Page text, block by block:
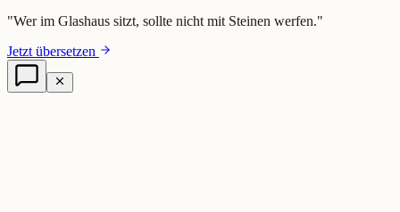
"Wer im Glashaus sitzt, sollte nicht mit Steinen werfen."
Jetzt übersetzen